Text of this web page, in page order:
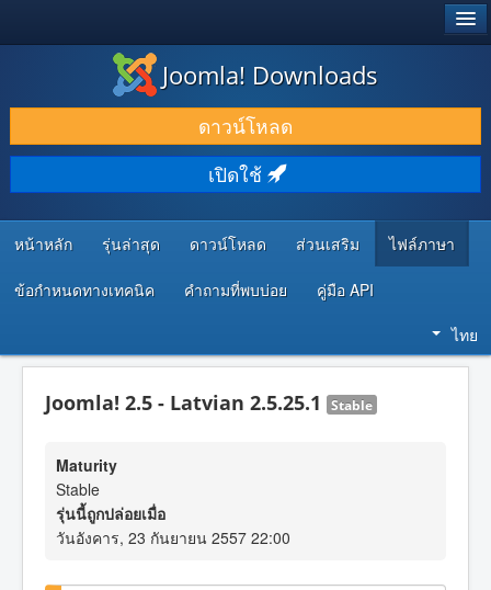
ดาวน์โหลด & ส่วนเสริม
ค้นคว้า & เรียนรู้
ชุมชน & สนับสนุน
ทรัพยากรสำหรับนักพัฒนา
Joomla! Downloads
ดาวน์โหลด
เปิดใช้
หน้าหลัก รุ่นล่าสุด ดาวน์โหลด ส่วนเสริม ไฟล์ภาษา
ข้อกำหนดทางเทคนิค คำถามที่พบบ่อย คู่มือ API
ไทย
Joomla! 2.5 - Latvian 2.5.25.1 Stable
Maturity
Stable
รุ่นนี้ถูกปล่อยเมื่อ
วันอังคาร, 23 กันยายน 2557 22:00